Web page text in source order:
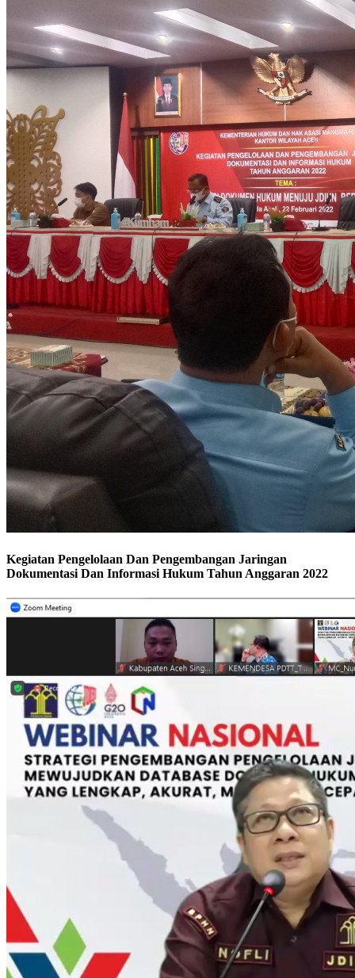
Kegiatan Pengelolaan Dan Pengembangan Jaringan
Dokumentasi Dan Informasi Hukum Tahun Anggaran 2022